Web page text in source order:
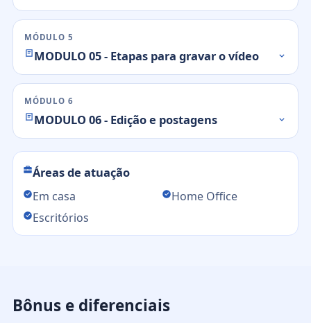
MÓDULO 5
MODULO 05 - Etapas para gravar o vídeo
MÓDULO 6
MODULO 06 - Edição e postagens
Áreas de atuação
Em casa
Home Office
Escritórios
Bônus e diferenciais